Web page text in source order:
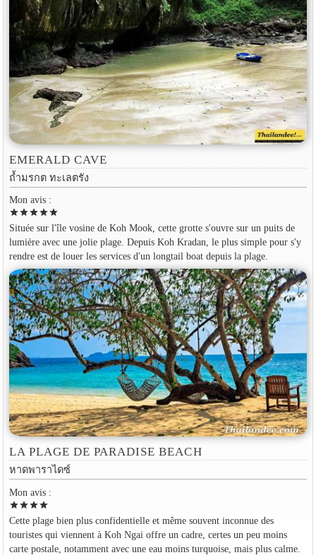
EMERALD CAVE
ถ้ำมรกต ทะเลตรัง
Mon avis :
starstarstarstarstar
Située sur l'île vosine de Koh Mook, cette grotte s'ouvre sur un puits de
lumière avec une jolie plage. Depuis Koh Kradan, le plus simple pour s'y
rendre est de louer les services d'un longtail boat depuis la plage.
LA PLAGE DE PARADISE BEACH
หาดพาราไดซ์
Mon avis :
starstarstarstar
Cette plage bien plus confidentielle et même souvent inconnue des
touristes qui viennent à Koh Ngai offre un cadre, certes un peu moins
carte postale, notamment avec une eau moins turquoise, mais plus calme.